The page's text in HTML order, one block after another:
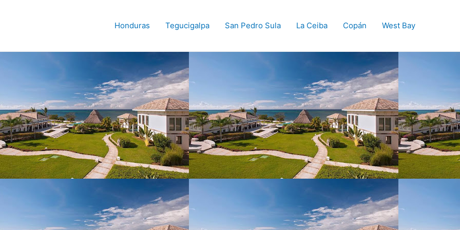
Honduras Tegucigalpa San Pedro Sula La Ceiba Copán West Bay